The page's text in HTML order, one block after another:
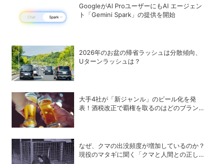
GoogleがAI ProユーザーにもAI エージェン
ト「Gemini Spark」の提供を開始
2026年のお盆の帰省ラッシュは分散傾向、
Uターンラッシュは？
大手4社が「新ジャンル」のビール化を発
表！酒税改正で覇権を取るのはどのブランド
なぜ、クマの出没頻度が増加しているのか？
現役のマタギに聞く「クマと人間との正しい